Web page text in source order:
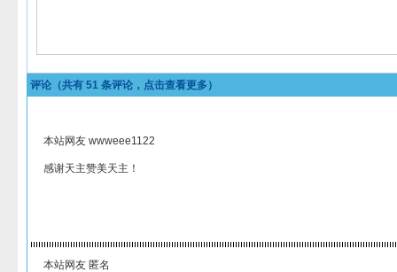
评论（共有 51 条评论，点击查看更多）
本站网友 wwweee1122
感谢天主赞美天主！
本站网友 匿名